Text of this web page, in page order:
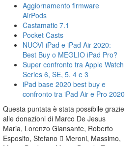
Aggiornamento firmware
AirPods
Castamatic 7.1
Pocket Casts
NUOVI iPad e iPad Air 2020:
Best Buy o MEGLIO iPad Pro?
Super confronto tra Apple Watch
Series 6, SE, 5, 4 e 3
iPad base 2020 best buy e
confronto tra iPad Air e Pro 2020
Questa puntata è stata possibile grazie
alle donazioni di Marco De Jesus
Maria, Lorenzo Giansante, Roberto
Esposito, Stefano  Meroni, Massimo,